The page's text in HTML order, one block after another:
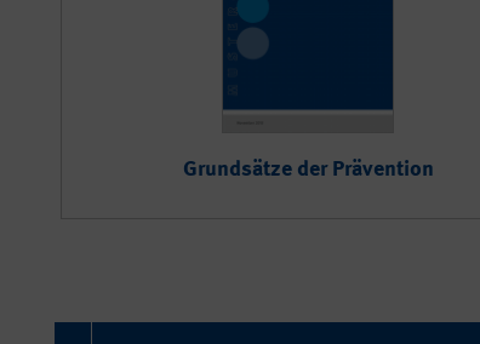
Grundsätze der Prävention